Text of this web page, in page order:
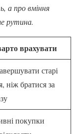
а про вміння
рутина.
врахувати
старі
ніж братися за
покупки